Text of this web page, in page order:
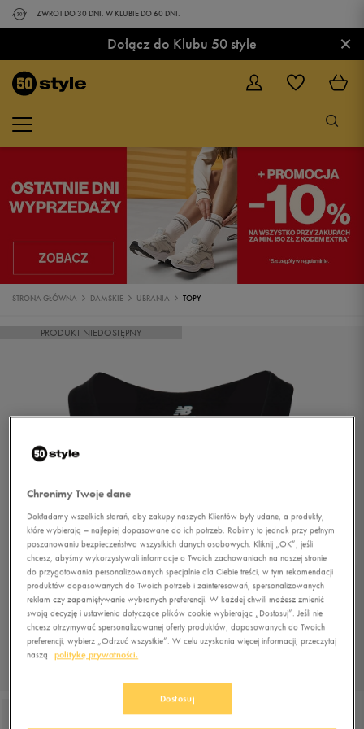
ZWROT DO 30 DNI. W KLUBIE DO 60 DNI.
Dołącz do Klubu 50 style ×
STRONA GŁÓWNA DAMSKIE UBRANIA TOPY
PRODUKT NIEDOSTĘPNY
Chronimy Twoje dane
Dokładamy wszelkich starań, aby zakupy naszych Klientów były udane, a produkty,
które wybierają – najlepiej dopasowane do ich potrzeb. Robimy to jednak przy pełnym
poszanowaniu bezpieczeństwa wszystkich danych osobowych. Kliknij „OK”, jeśli
chcesz, abyśmy wykorzystywali informacje o Twoich zachowaniach na naszej stronie
do przygotowania personalizowanych specjalnie dla Ciebie treści, w tym rekomendacji
produktów dopasowanych do Twoich potrzeb i zainteresowań, spersonalizowanych
reklam czy zapamiętywanie wybranych preferencji. W każdej chwili możesz zmienić
swoją decyzję i ustawienia dotyczące plików cookie wybierając „Dostosuj”. Jeśli nie
chcesz otrzymywać spersonalizowanej oferty produktów, dopasowanych do Twoich
preferencji, wybierz „Odrzuć wszystkie”. W celu uzyskania więcej informacji, przeczytaj
naszą
politykę prywatności.
Dostosuj